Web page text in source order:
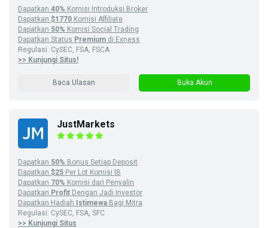
Dapatkan 40% Komisi Introduksi Broker
Dapatkan $1770 Komisi Affiliate
Dapatkan 50% Komisi Social Trading
Dapatkan Status Premium di Exness
Regulasi: CySEC, FSA, FSCA
>> Kunjungi Situs!
Baca Ulasan Buka Akun
JustMarkets
Dapatkan 50% Bonus Setiap Deposit
Dapatkan $25 Per Lot Komisi IB
Dapatkan 70% Komisi dari Penyalin
Dapatkan Profit Dengan Jadi Investor
Dapatkan Hadiah
Istimewa Bagi Mitra
Regulasi: CySEC, FSA, SFC
>> Kunjungi Situs